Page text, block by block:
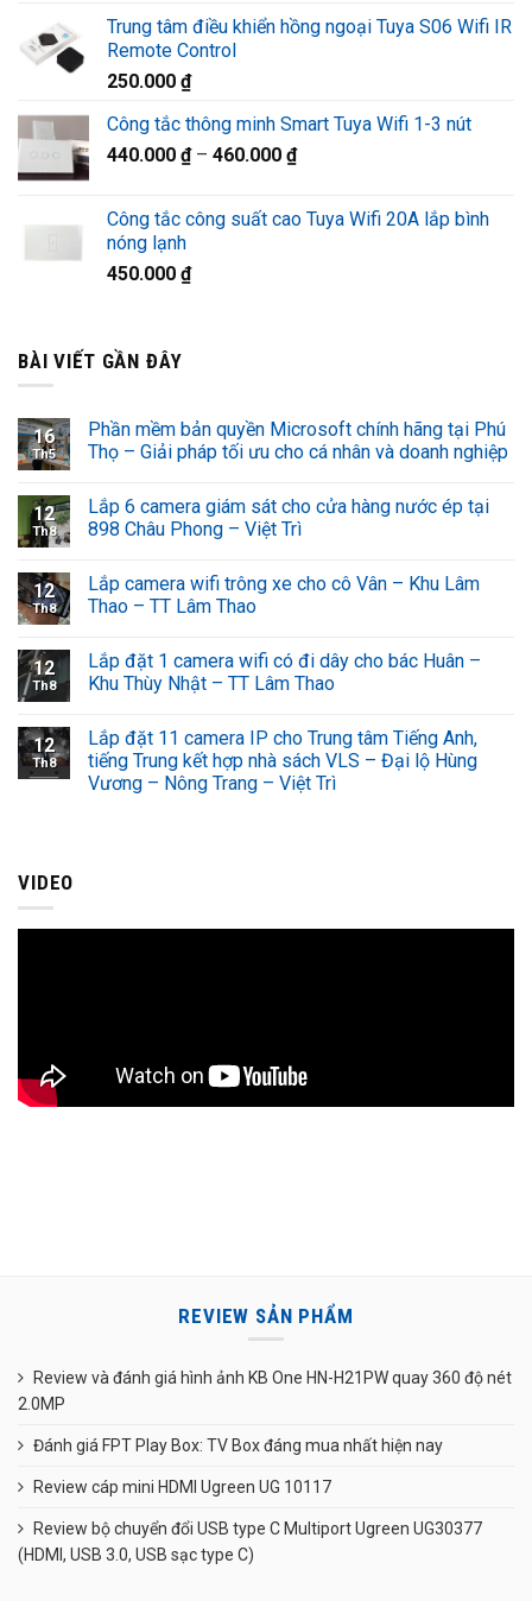
là:
1.320.000 ₫.
tại
Trung tâm điều khiển hồng ngoại Tuya S06 Wifi IR
Remote Control
250.000 ₫
Công tắc thông minh Smart Tuya Wifi 1-3 nút
440.000 ₫– 460.000 ₫
Công tắc công suất cao Tuya Wifi 20A lắp bình
nóng lạnh
450.000 ₫
BÀI VIẾT GẦN ĐÂY
16
Th5
Phần mềm bản quyền Microsoft chính hãng tại Phú
Thọ – Giải pháp tối ưu cho cá nhân và doanh nghiệp
12
Th8
Lắp 6 camera giám sát cho cửa hàng nước ép tại
898 Châu Phong – Việt Trì
12
Th8
Lắp camera wifi trông xe cho cô Vân – Khu Lâm
Thao – TT Lâm Thao
12
Th8
Lắp đặt 1 camera wifi có đi dây cho bác Huân –
Khu Thùy Nhật – TT Lâm Thao
12
Th8
Lắp đặt 11 camera IP cho Trung tâm Tiếng Anh,
tiếng Trung kết hợp nhà sách VLS – Đại lộ Hùng
Vương – Nông Trang – Việt Trì
VIDEO
REVIEW SẢN PHẨM
Review và đánh giá hình ảnh KB One HN-H21PW quay 360 độ nét
2.0MP
Đánh giá FPT Play Box: TV Box đáng mua nhất hiện nay
Review cáp mini HDMI Ugreen UG 10117
Review bộ chuyển đổi USB type C Multiport Ugreen UG30377
(HDMI, USB 3.0, USB sạc type C)